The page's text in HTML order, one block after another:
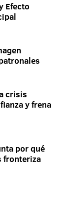
Efecto
crisis
y frena
por qué
fronteriza